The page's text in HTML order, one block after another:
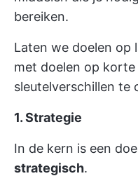
bereiken.
Laten we doelen op
met doelen op
sleutelverschillen te
1. Strategie
In de kern is een
strategisch.